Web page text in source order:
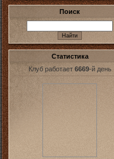
Поиск
Статистика
Клуб работает 6669-й день